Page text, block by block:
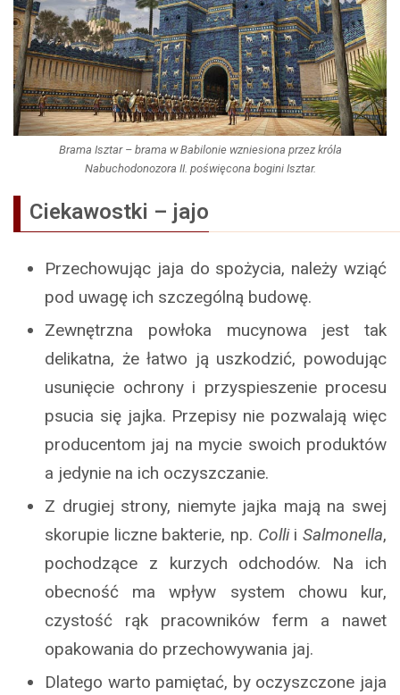
Brama Isztar – brama w Babilonie wzniesiona przez króla
Nabuchodonozora II. poświęcona bogini Isztar.
Ciekawostki – jajo
Przechowując jaja do spożycia, należy wziąć
pod uwagę ich szczególną budowę.
Zewnętrzna powłoka mucynowa jest tak
delikatna, że łatwo ją uszkodzić, powodując
usunięcie ochrony i przyspieszenie procesu
psucia się jajka. Przepisy nie pozwalają więc
producentom jaj na mycie swoich produktów
a jedynie na ich oczyszczanie.
Z drugiej strony, niemyte jajka mają na swej
skorupie liczne bakterie, np. ColliiSalmonella,
pochodzące z kurzych odchodów. Na ich
obecność ma wpływ system chowu kur,
czystość rąk pracowników ferm a nawet
opakowania do przechowywania jaj.
Dlatego warto pamiętać, by oczyszczone jaja